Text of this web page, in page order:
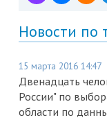
Новости по
15 марта 2016 14:47
Двенадцать
России" по
области по